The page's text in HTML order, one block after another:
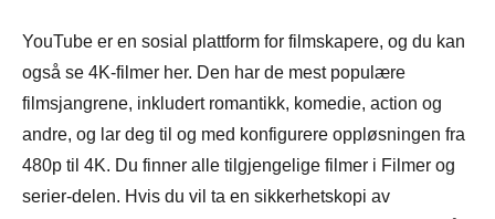
YouTube er en sosial plattform for filmskapere, og du kan
også se 4K-filmer her. Den har de mest populære
filmsjangrene, inkludert romantikk, komedie, action og
andre, og lar deg til og med konfigurere oppløsningen fra
480p til 4K. Du finner alle tilgjengelige filmer i Filmer og
serier-delen. Hvis du vil ta en sikkerhetskopi av